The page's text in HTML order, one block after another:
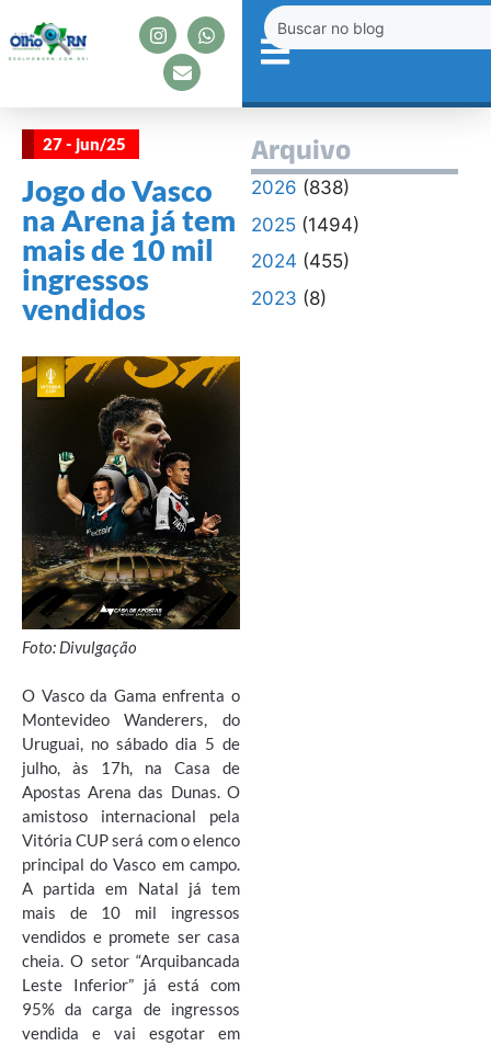
27 - jun/25
Jogo do Vasco
na Arena já tem
mais de 10 mil
ingressos
vendidos
Foto: Divulgação
O Vasco da Gama enfrenta o
Montevideo Wanderers, do
Uruguai, no sábado dia 5 de
julho, às 17h, na Casa de
Apostas Arena das Dunas. O
amistoso internacional pela
Vitória CUP será com o elenco
principal do Vasco em campo.
A partida em Natal já tem
mais de 10 mil ingressos
vendidos e promete ser casa
cheia. O setor “Arquibancada
Leste Inferior” já está com
95% da carga de ingressos
vendida e vai esgotar em
Arquivo
2026 (838)
2025(1494)
2024 (455)
2023 (8)